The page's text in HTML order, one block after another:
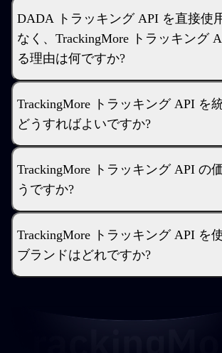
DADA トラッキング API を直接使
なく、TrackingMore トラッキング
る理由は何ですか?
TrackingMore トラッキング API を
どうすればよいですか?
TrackingMore トラッキング API の
うですか?
TrackingMore トラッキング API を
ブランドはどれですか?